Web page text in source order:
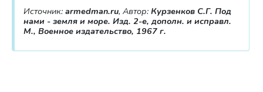
Источник: armedman.ru, Автор: Курзенков С.Г. Под
нами - земля и море. Изд. 2-е, дополн. и исправл.
М., Военное издательство, 1967 г.